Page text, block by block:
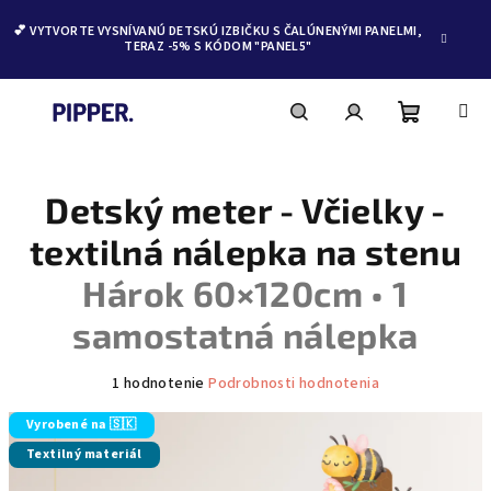
💕 VYTVORTE VYSNÍVANÚ DETSKÚ IZBIČKU S ČALÚNENÝMI PANELMI,
TERAZ -5% S KÓDOM "PANEL5"
košík
Detský meter - Včielky -
textilná nálepka na stenu
Hárok 60×120cm • 1
samostatná nálepka
produktu
je
5,0
1 hodnotenie Podrobnosti hodnotenia
Vyrobené na 🇸🇰
Textilný materiál